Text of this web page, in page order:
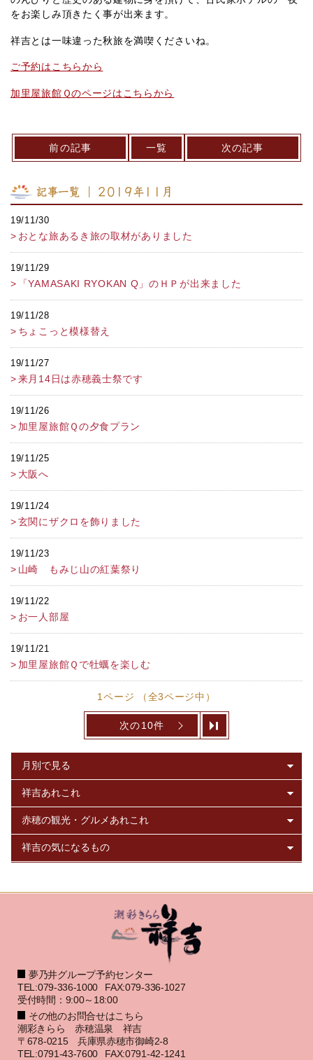
をお楽しみ頂きたく事が出来ます。
祥吉とは一味違った秋旅を満喫くださいね。
ご予約はこちらから
加里屋旅館Ｑのページはこちらから
前の記事 一覧 次の記事
記事一覧 ｜ 2019年11月
19/11/30
おとな旅あるき旅の取材がありました
19/11/29
「YAMASAKI RYOKAN Q」のＨＰが出来ました
19/11/28
ちょこっと模様替え
19/11/27
来月14日は赤穂義士祭です
19/11/26
加里屋旅館Ｑの夕食プラン
19/11/25
大阪へ
19/11/24
玄関にザクロを飾りました
19/11/23
山崎 もみじ山の紅葉祭り
19/11/22
お一人部屋
19/11/21
加里屋旅館Ｑで牡蠣を楽しむ
1ページ （全3ページ中）
次の10件
夢乃井グループ予約センター
TEL:079-336-1000
FAX:079-336-1027
受付時間：9:00～18:00
その他のお問合せはこちら
潮彩きらら 赤穂温泉 祥吉
〒678-0215 兵庫県赤穂市御崎2-8
TEL:0791-43-7600
FAX:0791-42-1241